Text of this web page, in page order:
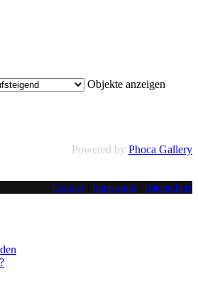
Objekte anzeigen
Powered by Phoca Gallery
Cookies Impressum Datenschutz